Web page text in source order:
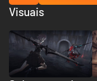
Visuais